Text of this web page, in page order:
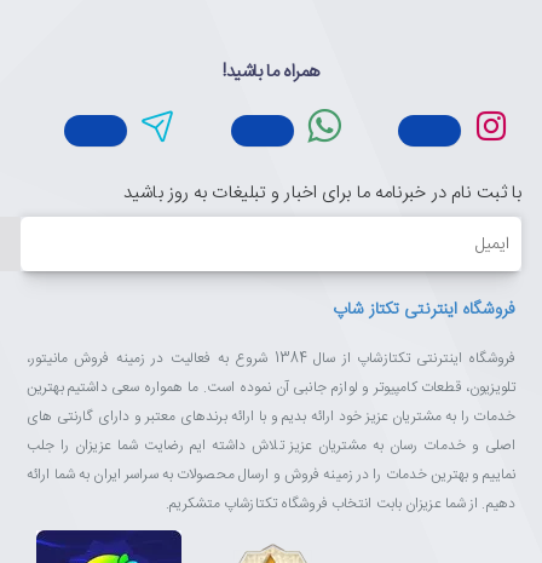
همراه ما باشید!
با ثبت نام در خبرنامه ما برای اخبار و تبلیغات به روز باشید
ایمیل
فروشگاه اینترنتی تکتاز شاپ
فروشگاه اینترنتی تکتازشاپ از سال 1384 شروع به فعالیت در زمینه فروش مانیتور،
تلویزیون، قطعات کامپیوتر و لوازم جانبی آن نموده است. ما همواره سعی داشتیم بهترین
خدمات را به مشتریان عزیز خود ارائه بدیم و با ارائه برندهای معتبر و دارای گارنتی های
اصلی و خدمات رسان به مشتریان عزیز تلاش داشته ایم رضایت شما عزیزان را جلب
نماییم و بهترین خدمات را در زمینه فروش و ارسال محصولات به سراسر ایران به شما ارائه
دهیم. از شما عزیزان بابت انتخاب فروشگاه تکتازشاپ متشکریم.